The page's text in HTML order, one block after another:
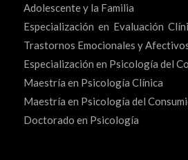
Adolescente y la Familia
Especialización en Evaluación
Trastornos Emocionales y
Especialización en Psicología del
Maestría en Psicología Clínica
Maestría en Psicología del
Doctorado en Psicología